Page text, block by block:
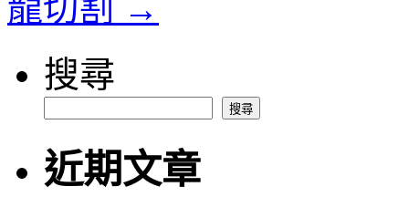
龍切割
→
搜尋
搜尋
近期文章